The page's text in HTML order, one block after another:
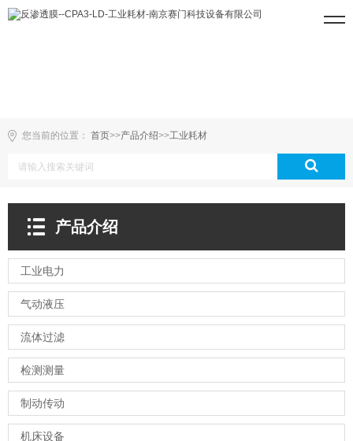
您当前的位置： 首页>>产品介绍>>工业耗材
产品介绍
工业电力
气动液压
流体过滤
检测测量
制动传动
机床设备